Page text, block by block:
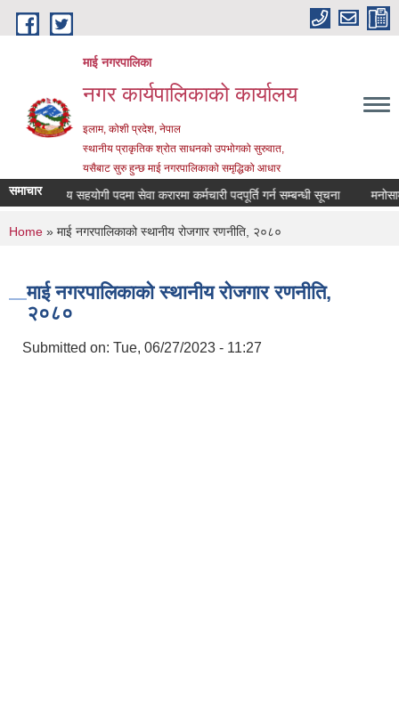
Skip to main content
माई नगरपालिका
नगर कार्यपालिकाको कार्यालय
इलाम, कोशी प्रदेश, नेपाल
स्थानीय प्राकृतिक श्रोत साधनको उपभोगको सुरुवात,
यसैबाट सुरु हुन्छ माई नगरपालिकाको समृद्धिको आधार
समाचार
कार्यालय सहयोगी पदमा सेवा करारमा कर्मचारी पदपूर्ति गर्न सम्बन्धी सूचना
You are here
Home » माई नगरपालिकाको स्थानीय रोजगार रणनीति, २०८०
माई नगरपालिकाको स्थानीय रोजगार रणनीति,
२०८०
Submitted on: Tue, 06/27/2023 - 11:27